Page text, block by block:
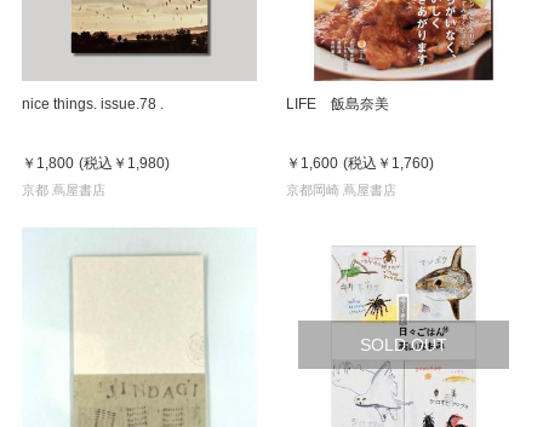
nice things. issue.78 .
￥1,800 (税込 ￥1,980)
京都 蔦屋書店
LIFE 飯島奈美
￥1,600 (税込 ￥1,760)
京都岡崎 蔦屋書店
SOLD OUT